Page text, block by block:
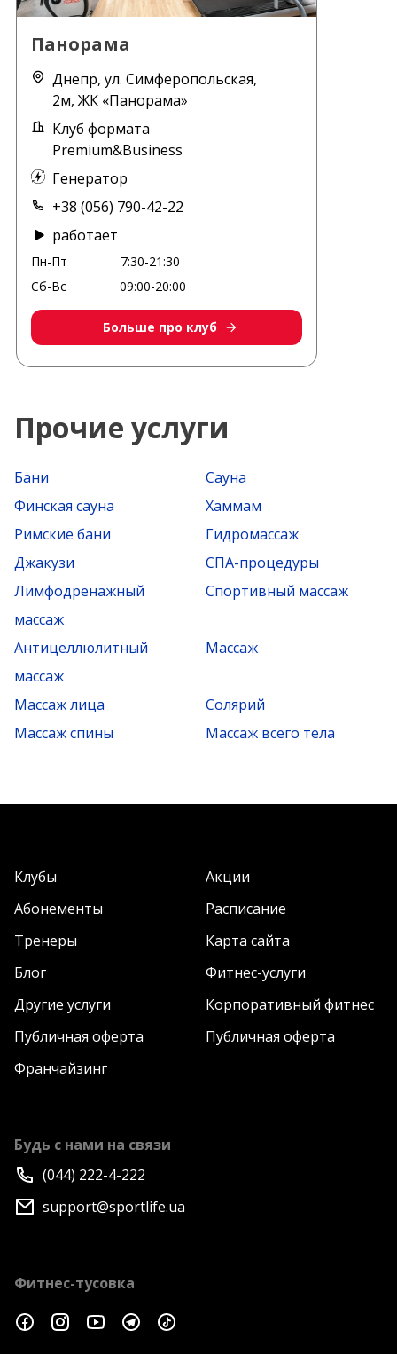
Панорама
Днепр, ул. Симферопольская,
2м, ЖК «Панорама»
Клуб формата
Premium&Business
Генератор
+38 (056) 790-42-22
работает
Пн-Пт
7:30-21:30
Сб-Вс
09:00-20:00
Больше про клуб
Прочие услуги
Бани
Сауна
Финская сауна
Хаммам
Римские бани
Гидромассаж
Джакузи
СПА-процедуры
Лимфодренажный
массаж
Спортивный массаж
Антицеллюлитный
массаж
Массаж
Массаж лица
Солярий
Массаж спины
Массаж всего тела
Клубы
Акции
Абонементы
Расписание
Тренеры
Карта сайта
Блог
Фитнес-услуги
Другие услуги
Корпоративный фитнес
Публичная оферта
Публичная оферта
Франчайзинг
Будь с нами на связи
(044) 222-4-222
support@sportlife.ua
Фитнес-тусовка